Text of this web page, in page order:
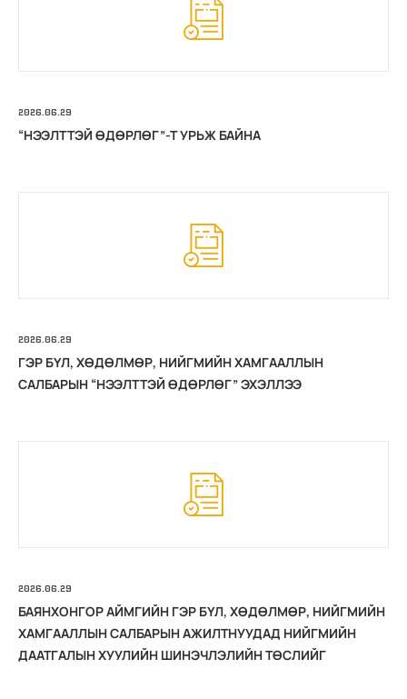
2026.06.29
“НЭЭЛТТЭЙ ӨДӨРЛӨГ”-Т УРЬЖ БАЙНА
2026.06.29
ГЭР БҮЛ, ХӨДӨЛМӨР, НИЙГМИЙН ХАМГААЛЛЫН
САЛБАРЫН “НЭЭЛТТЭЙ ӨДӨРЛӨГ” ЭХЭЛЛЭЭ
2026.06.29
БАЯНХОНГОР АЙМГИЙН ГЭР БҮЛ, ХӨДӨЛМӨР, НИЙГМИЙН
ХАМГААЛЛЫН САЛБАРЫН АЖИЛТНУУДАД НИЙГМИЙН
ДААТГАЛЫН ХУУЛИЙН ШИНЭЧЛЭЛИЙН ТӨСЛИЙГ